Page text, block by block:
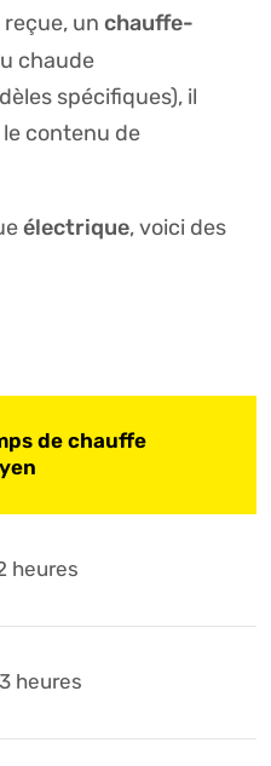
un chauffe-
chaude
spécifiques), il
contenu de
électrique, voici des
de chauffe
heures
heures